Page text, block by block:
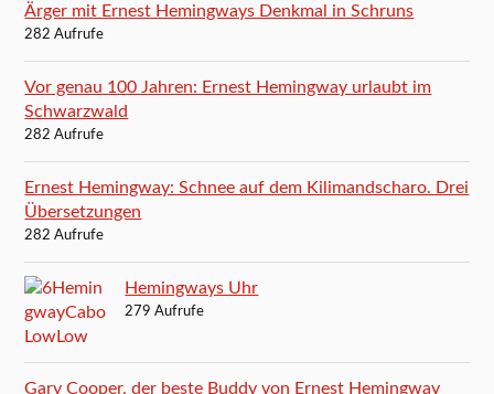
Ärger mit Ernest Hemingways Denkmal in Schruns
282 Aufrufe
Vor genau 100 Jahren: Ernest Hemingway urlaubt im
Schwarzwald
282 Aufrufe
Ernest Hemingway: Schnee auf dem Kilimandscharo. Drei
Übersetzungen
282 Aufrufe
Hemingways Uhr
279 Aufrufe
Gary Cooper, der beste Buddy von Ernest Hemingway